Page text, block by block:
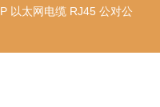
以太网电缆 RJ45 公对公